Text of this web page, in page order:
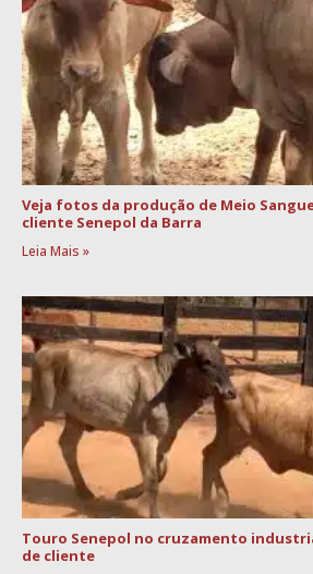
Veja fotos da produção de Meio
cliente Senepol da Barra
Leia Mais »
Touro Senepol no cruzamento
de cliente